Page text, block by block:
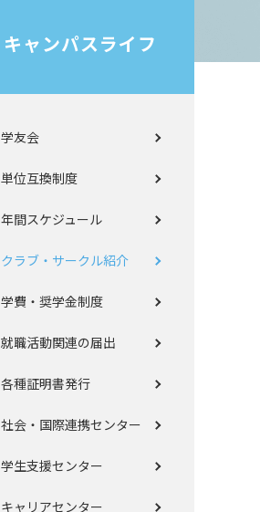
キャンパスライフ
学友会
単位互換制度
年間スケジュール
クラブ・サークル紹介
学費・奨学金制度
就職活動関連の届出
各種証明書発行
社会・国際連携センター
学生支援センター
キャリアセンター